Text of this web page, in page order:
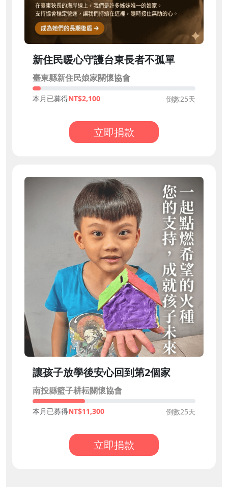
新住民暖心守護台東長者不孤單
臺東縣新住民娘家關懷協會
本月已募得 2,100 倒數25天
立即捐款
讓孩子放學後安心回到第2個家
南投縣籃子耕耘關懷協會
本月已募得 11,300 倒數25天
立即捐款